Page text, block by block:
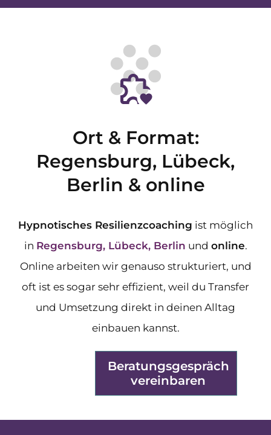
Ort & Format:
Regensburg, Lübeck,
Berlin & online
Hypnotisches Resilienzcoaching ist möglich
in Regensburg, Lübeck, Berlin und online.
Online arbeiten wir genauso strukturiert, und
oft ist es sogar sehr effizient, weil du Transfer
und Umsetzung direkt in deinen Alltag
einbauen kannst.
Beratungsgespräch
vereinbaren